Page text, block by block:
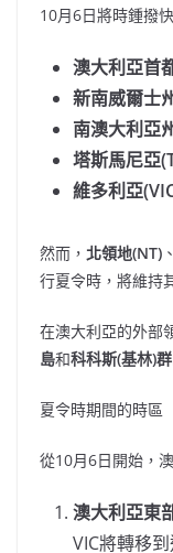
10月6日將時鍾撥
澳大利亞首
新南威爾士
南澳大利亞
塔斯馬尼亞
維多利亞
然而， 北領地(NT) 、
行夏令時，將維持
在澳大利亞的外部
島和科科斯(基林)
夏令時期間的時區
從10月6日開始，
澳大利亞東
VIC將轉移